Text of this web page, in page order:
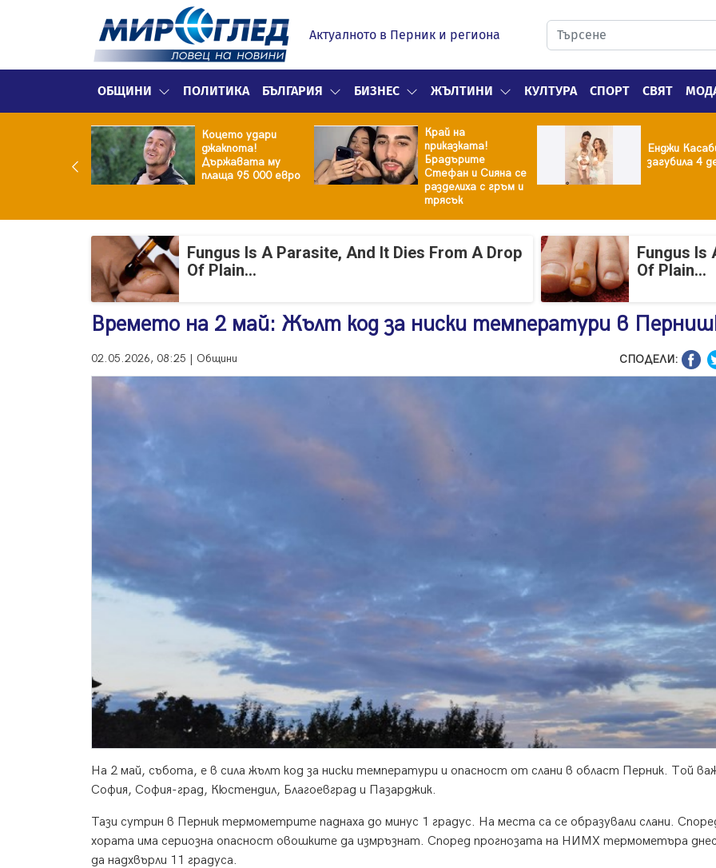
Актуалното в Перник и региона
ОБЩИНИ ПОЛИТИКА БЪЛГАРИЯ БИЗНЕС ЖЪЛТИНИ КУЛТУРА СПОРТ СВЯТ
Коцето удари
джакпота!
Държавата му
плаща 95 000 евро
Край на
приказката!
Брадърите
Стефан и Сияна се
разделиха с гръм и
трясък
Енджи
загубила 4
Fungus Is A Parasite, And It Dies From A Drop
Of Plain...
Fungus Is
Of Plain...
Времето на 2 май: Жълт код за ниски температури в
02.05.2026, 08:25 | Общини СПОДЕЛИ:
На 2 май, събота, е в сила жълт код за ниски температури и опасност от слани в област Перник. Той
София, София-град, Кюстендил, Благоевград и Пазарджик.
Тази сутрин в Перник термометрите паднаха до минус 1 градус. На места са се образували слани.
хората има сериозна опасност овошките да измръзнат. Според прогнозата на НИМХ термометъра
да надхвърли 11 градуса.